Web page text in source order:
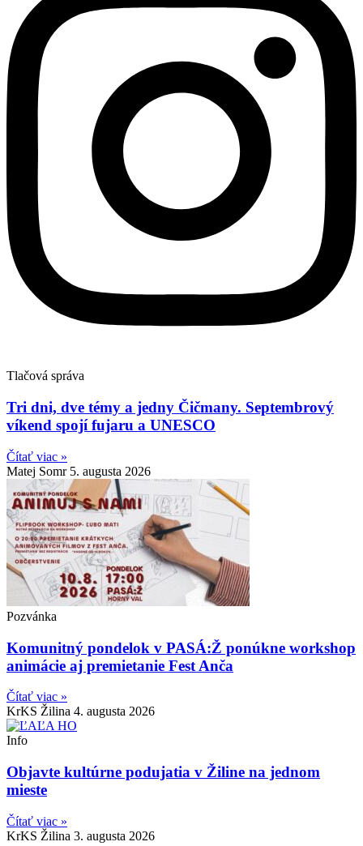
Tlačová správa
Tri dni, dve témy a jedny Čičmany. Septembrový
víkend spojí fujaru a UNESCO
Čítať viac »
Matej Somr 5. augusta 2026
Pozvánka
Komunitný pondelok v PASÁ:Ž ponúkne workshop
animácie aj premietanie Fest Anča
Čítať viac »
KrKS Žilina 4. augusta 2026
Info
Objavte kultúrne podujatia v Žiline na jednom
mieste
Čítať viac »
KrKS Žilina 3. augusta 2026